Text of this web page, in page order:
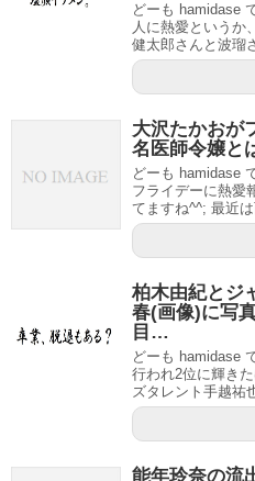
どーも hamidase
人に熱愛というか
健太郎さんと波瑠
大沢たかおが
名医師令嬢と
どーも hamidase
フライデーに熱愛
てますね^^; 最近
柏木由紀とジ
春(画像)に写
目…
どーも hamidase
行われ2位に輝き
ズタレント手越祐
能年玲奈の流